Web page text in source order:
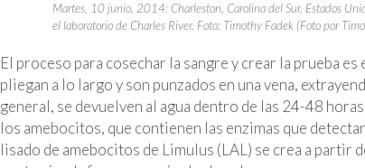
Martes, 10 junio, 2014: Charleston, Carolina del Sur, Estados
el laboratorio de Charles River. Foto: Timothy Fadek (Foto por
El proceso para cosechar la sangre y crear la prueba
pliegan a lo largo y son punzados en una vena,
general, se devuelven al agua dentro de las 24-48
los amebocitos, que contienen las enzimas que
lisado de amebocitos de Limulus (LAL) se crea a partir